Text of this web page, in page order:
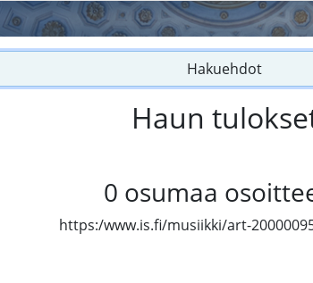
Hakuehdot
Haun
0 osumaa
https:/www.is.fi/musiikki/art-